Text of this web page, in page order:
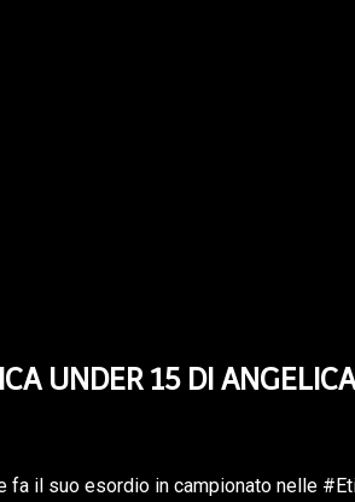
UNDER 15 DI
fa il suo esordio in campionato nelle